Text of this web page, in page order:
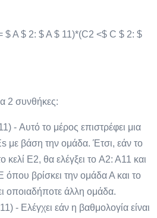
A $ 2: $ A $ 11)*(C2 <$ C $ 2: $
2 συνθήκες:
- Αυτό το μέρος επιστρέφει μια
με βάση την ομάδα. Έτσι, εάν το
κελί Ε2, θα ελέγξει το A2: A11 και
όπου βρίσκει την ομάδα Α και το
οποιαδήποτε άλλη ομάδα.
- Ελέγχει εάν η βαθμολογία είναι